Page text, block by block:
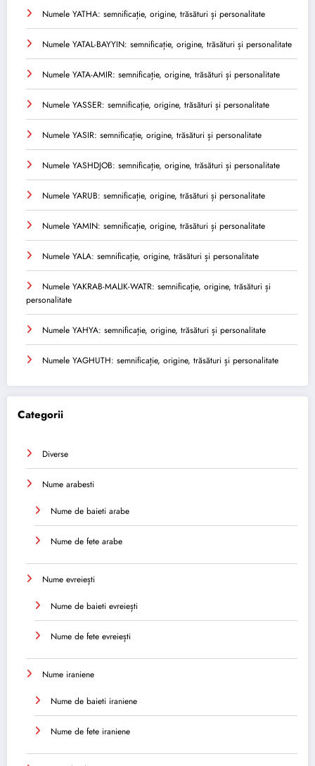
Numele YATHA: semnificație, origine, trăsături și personalitate
Numele YATAL-BAYYIN: semnificație, origine, trăsături și personalitate
Numele YATA-AMIR: semnificație, origine, trăsături și personalitate
Numele YASSER: semnificație, origine, trăsături și personalitate
Numele YASIR: semnificație, origine, trăsături și personalitate
Numele YASHDJOB: semnificație, origine, trăsături și personalitate
Numele YARUB: semnificație, origine, trăsături și personalitate
Numele YAMIN: semnificație, origine, trăsături și personalitate
Numele YALA: semnificație, origine, trăsături și personalitate
Numele YAKRAB-MALIK-WATR: semnificație, origine, trăsături și
personalitate
Numele YAHYA: semnificație, origine, trăsături și personalitate
Numele YAGHUTH: semnificație, origine, trăsături și personalitate
Categorii
Diverse
Nume arabesti
Nume de baieti arabe
Nume de fete arabe
Nume evreiești
Nume de baieti evreiești
Nume de fete evreiești
Nume iraniene
Nume de baieti iraniene
Nume de fete iraniene